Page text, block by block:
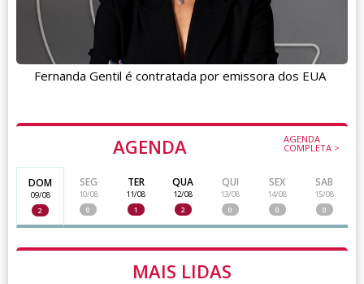
AGENDA AGENDA
COMPLETA >
DOM
09/08
2
SEG
10/08
0
TER
11/08
1
QUA
12/08
2
QUI
13/08
0
SEX
14/08
0
SAB
15/08
0
MAIS LIDAS
Fernanda Gentil é contratada por emissora dos EUA